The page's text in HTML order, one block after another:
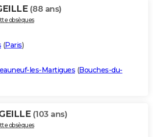
(88 ans)
obsèques
(Paris)
les-Martigues (Bouches-du-
(103 ans)
obsèques